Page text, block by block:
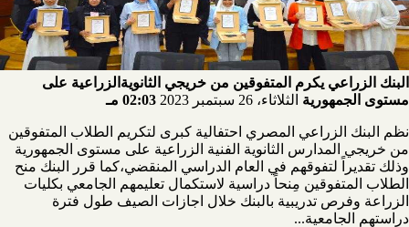
البنك الزراعي يكرم المتفوقين من خريجي الثانويةالزراعية على
مستوى الجمهورية الثلاثاء، 26 سبتمبر 2023 02:03 مـ
نظم البنك الزراعي المصري احتفالية كبرى لتكريم الطلاب المتفوقين
من خريجي المدارس الثانوية الفنية الزراعية على مستوى الجمهورية
وذلك تقديراً لتفوقهم في العام الدراسي المنقضي،كما قرر البنك منح
الطلاب المتفوقين مِنحاً دراسية لاستكمال تعليمهم الجامعي بكليات
الزراعة وفرص تدريبية بالبنك خلال اجازات الصيف طول فترة
دراستهم الجامعية...